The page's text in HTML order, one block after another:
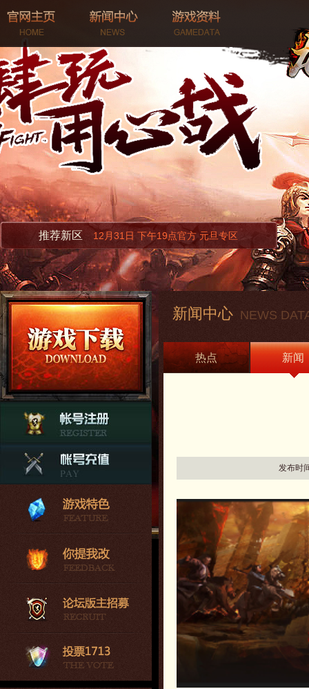
推荐新区 12月31日 下午19点官方 元旦专区
新闻中心 NEWS
热点 新闻
发布时